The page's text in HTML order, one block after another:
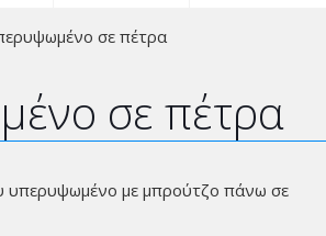
σε πέτρα
σε πέτρα
υπερυψωμένο με μπρούτζο πάνω σε